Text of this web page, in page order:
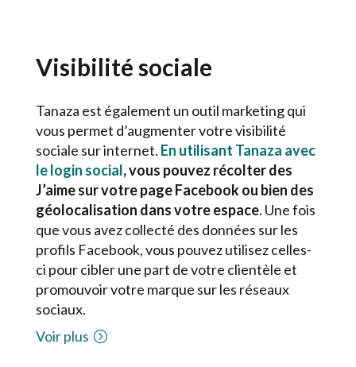
Visibilité sociale
Tanaza est également un outil marketing qui
vous permet d’augmenter votre visibilité
sociale sur internet. En utilisant Tanaza avec
le login social, vous pouvez récolter des
J’aime sur votre page Facebook ou bien des
géolocalisation dans votre espace. Une fois
que vous avez collecté des données sur les
profils Facebook, vous pouvez utilisez celles-
ci pour cibler une part de votre clientèle et
promouvoir votre marque sur les réseaux
sociaux.
Voir plus